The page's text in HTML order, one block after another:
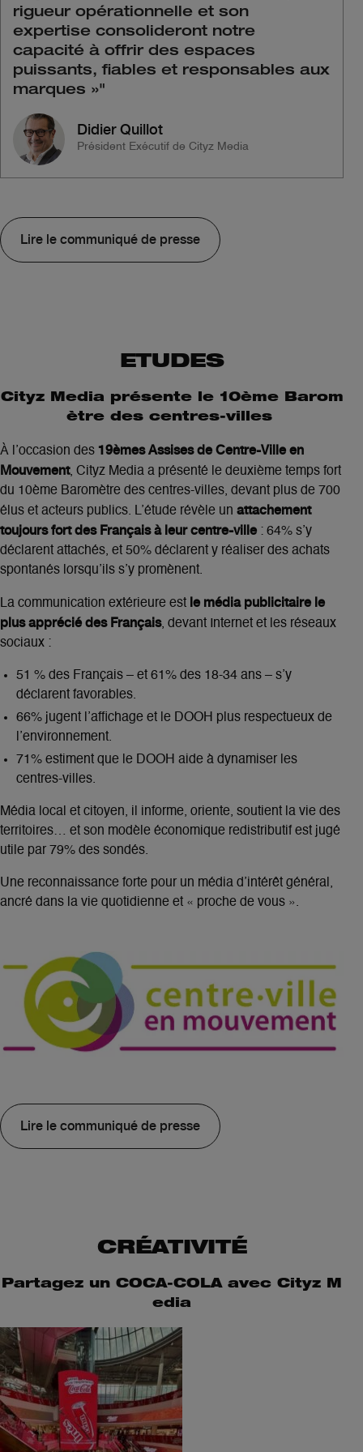
rigueur opérationnelle et son
expertise consolideront notre
capacité à offrir des espaces
puissants, fiables et responsables aux
marques »"
Didier Quillot
Président Exécutif de Cityz Media
Lire le communiqué de presse
ETUDES
Cityz Media présente le 10ème Barom
ètre des centres-villes
À l’occasion des 19èmes Assises de Centre-Ville en
Mouvement, Cityz Media a présenté le deuxième temps fort
du 10ème Baromètre des centres-villes, devant plus de 700
élus et acteurs publics. L’étude révèle un attachement
toujours fort des Français à leur centre-ville : 64% s’y
déclarent attachés, et 50% déclarent y réaliser des achats
spontanés lorsqu’ils s’y promènent.
La communication extérieure est le média publicitaire le
plus apprécié des Français, devant Internet et les réseaux
sociaux :
51 % des Français – et 61% des 18-34 ans – s’y
déclarent favorables.
66% jugent l’affichage et le DOOH plus respectueux de
l’environnement.
71% estiment que le DOOH aide à dynamiser les
centres-villes.
Média local et citoyen, il informe, oriente, soutient la vie des
territoires… et son modèle économique redistributif est jugé
utile par 79% des sondés.
Une reconnaissance forte pour un média d’intérêt général,
ancré dans la vie quotidienne et « proche de vous ».
Lire le communiqué de presse
CRÉATIVITÉ
Partagez un COCA-COLA avec Cityz M
edia